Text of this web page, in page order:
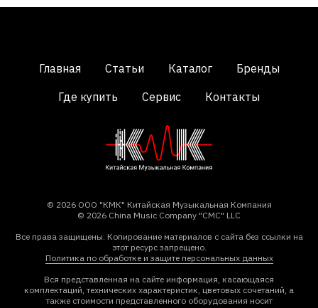
Главная Статьи Каталог
Бренды
Где купить
Сервис Контакты
© 2026 ООО "КМК" Китайская Музыкальная Компания
© 2026 China Music Company "CMC" LLC
Все права защищены. Копирование материалов с сайта без ссылки на
этот ресурс запрещено.
Политика по обработке и защите персональных данных
Вся представленная на сайте информация, касающаяся
комплектаций, технических характеристик, цветовых сочетаний, а
также стоимости представленного оборудования носит